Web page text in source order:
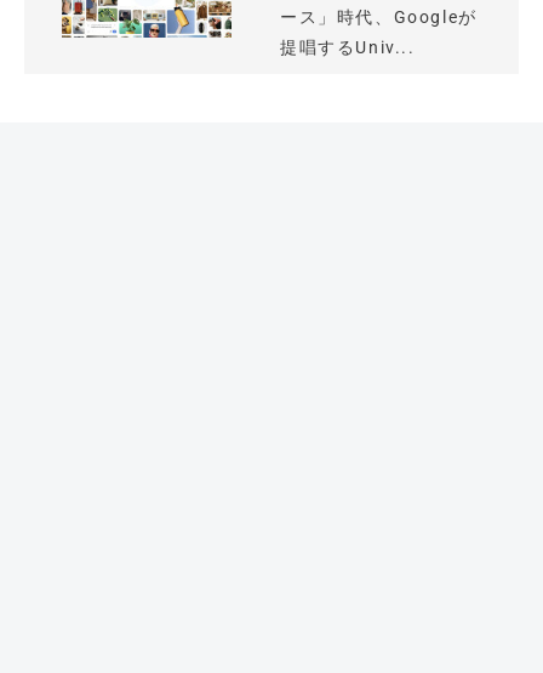
ース」時代、Googleが
提唱するUniv...